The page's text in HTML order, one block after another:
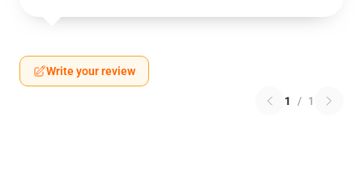
Write your review
1 / 1